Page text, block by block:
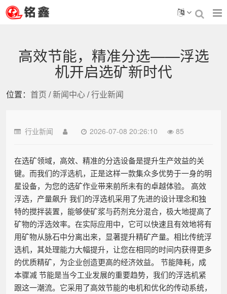
高效节能，精准分选——浮选
机开启选矿新时代
位置： 首页 /新闻中心/行业新闻
行业新闻 2026-07-08 20:26:10 85
在选矿领域，高效、精准的分选设备是提升生产效益的关
键。而我们的浮选机，正是这样一款集众多优势于一身的明
星设备，为您的选矿作业带来前所未有的卓越体验。 高效
浮选，产量飙升 我们的浮选机采用了先进的设计理念和独
特的搅拌装置，能够使矿浆与药剂充分混合，极大地提高了
矿物的浮选效率。在实际应用中，它可以快速且有效地将有
用矿物从脉石中分离出来，显著提升精矿产量。相比传统浮
选机，其处理能力大幅提升，让您在相同的时间内获得更多
的优质精矿，为企业创造更高的经济效益。 节能降耗，成
本骤减 节能是当今工业发展的重要趋势，我们的浮选机紧
跟这一潮流。它采用了高效节能的电机和优化的传动系统，